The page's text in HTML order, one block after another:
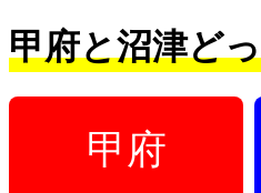
甲府と沼津ど
甲府